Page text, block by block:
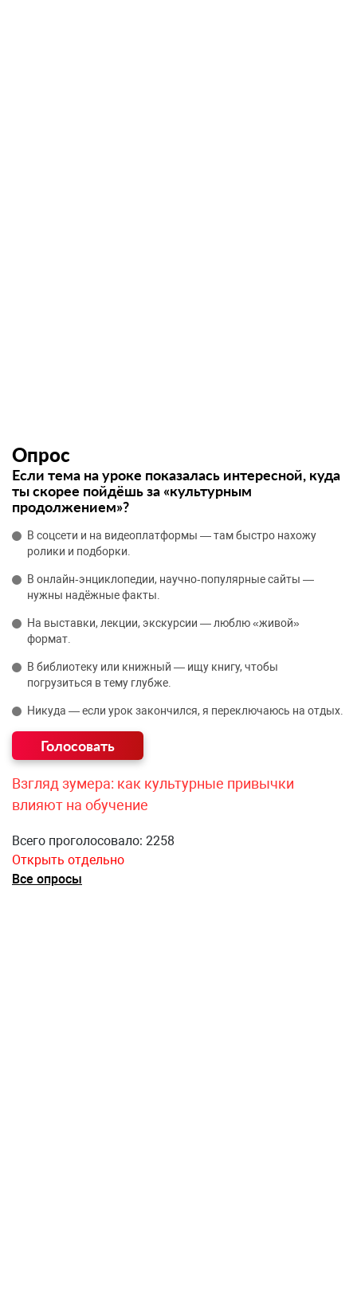
Опрос
Если тема на уроке показалась интересной, куда
ты скорее пойдёшь за «культурным
продолжением»?
В соцсети и на видеоплатформы — там быстро нахожу
ролики и подборки.
В онлайн‑энциклопедии, научно‑популярные сайты —
нужны надёжные факты.
На выставки, лекции, экскурсии — люблю «живой»
формат.
В библиотеку или книжный — ищу книгу, чтобы
погрузиться в тему глубже.
Никуда — если урок закончился, я переключаюсь на отдых.
Взгляд зумера: как культурные привычки
влияют на обучение
Всего проголосовало: 2258
Открыть отдельно
Все опросы